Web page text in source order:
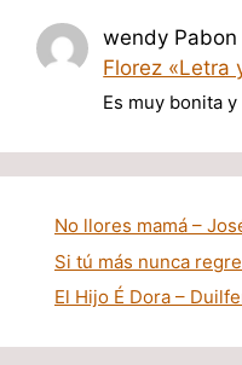
wendy Pabon
Florez «Letra
Es muy bonita
No llores mamá –
Si tú más nunca
El Hijo É Dora –